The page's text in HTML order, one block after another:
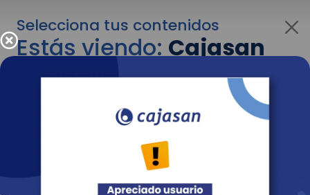
Selecciona tus contenidos
Estás viendo:Cajasan
para empresas
Para cambiar al contenido de tu interés más
adelante recuerda utilizar el menú